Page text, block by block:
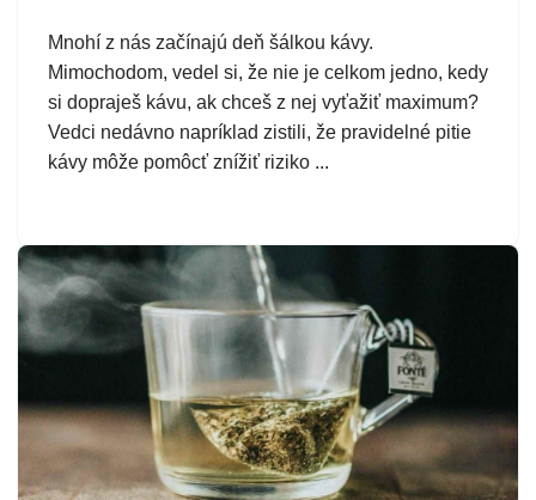
Mnohí z nás začínajú deň šálkou kávy.
Mimochodom, vedel si, že nie je celkom jedno, kedy
si dopraješ kávu, ak chceš z nej vyťažiť maximum?
Vedci nedávno napríklad zistili, že pravidelné pitie
kávy môže pomôcť znížiť riziko ...